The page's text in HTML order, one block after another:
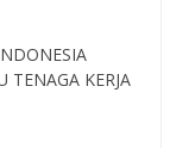
TENAGA KERJA